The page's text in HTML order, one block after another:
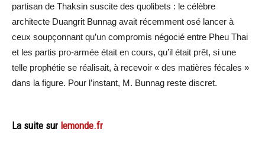
partisan de Thaksin suscite des quolibets : le célèbre
architecte Duangrit Bunnag avait récemment osé lancer à
ceux soupçonnant qu’un compromis négocié entre Pheu Thai
et les partis pro-armée était en cours, qu’il était prêt, si une
telle prophétie se réalisait, à recevoir « des matières fécales »
dans la figure. Pour l’instant, M. Bunnag reste discret.
La suite sur lemonde.fr